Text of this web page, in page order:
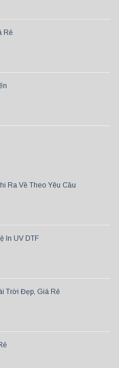
Rẻ
Ra Về Theo Yêu Cầu
In UV DTF
Trời Đẹp, Giá Rẻ